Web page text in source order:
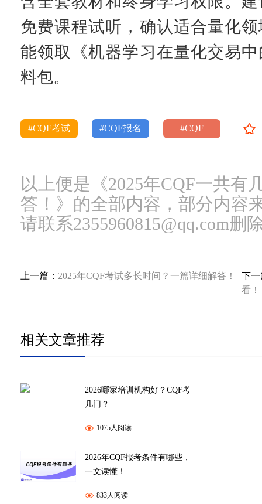
免费课程试听，确认适合量化
能领取《机器学习在量化交易
料包。
#CQF考试 #CQF报名 #CQF
以上便是《2025年CQF一共有
答！》的全部内容，部分内容
请联系2355960815@qq.com删
上一篇： 2025年CQF考试多长时间？一篇详细解答！
下一
看！
相关文章推荐
2026哪家培训机构好？CQF考
几门？
1075人阅读
2026年CQF报考条件有哪些，
一文读懂！
833人阅读